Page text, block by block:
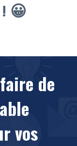
! 😀
de
vos